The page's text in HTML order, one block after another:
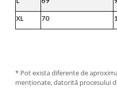
XL 70
* Pot exista diferente de
menționate, datorită procesului